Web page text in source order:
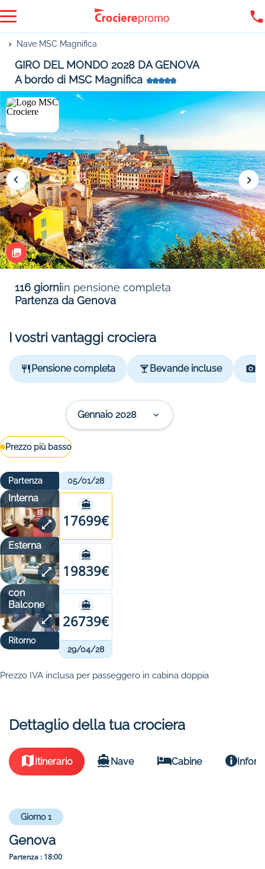
Nave MSC Magnifica
116 giorniin pensione completa
Partenza da Genova
GIRO DEL MONDO 2028 DA GENOVA
A bordo di MSC Magnifica
I vostri vantaggi crociera
Pensione completa Bevande incluse
Prezzo più basso
Gennaio 2028
Partenza
Interna
Esterna
con
Balcone
Ritorno
05/01/28
17699€
19839€
26739€
29/04/28
Prezzo IVA inclusa per passeggero in cabina doppia
Dettaglio della tua crociera
Itinerario Nave Cabine
Giorno 1
Genova
Partenza : 18:00